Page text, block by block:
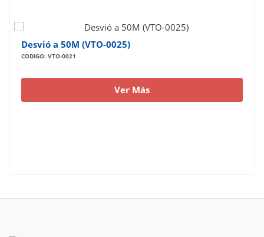
Desvió a 50M (VTO-0025)
CODIGO: VTO-0021
Ver Más